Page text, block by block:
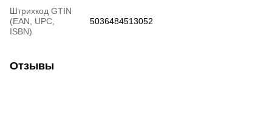
Штрихкод GTIN
(EAN, UPC,
ISBN)
5036484513052
Отзывы